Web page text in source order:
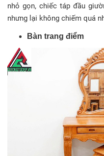
nhỏ gọn, chiếc táp đầu
nhưng lại không chiếm quá
Bàn trang điểm